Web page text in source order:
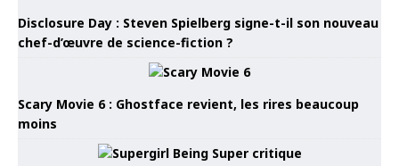
Disclosure Day : Steven Spielberg signe-t-il son nouveau
chef-d’œuvre de science-fiction ?
Scary Movie 6 : Ghostface revient, les rires beaucoup
moins